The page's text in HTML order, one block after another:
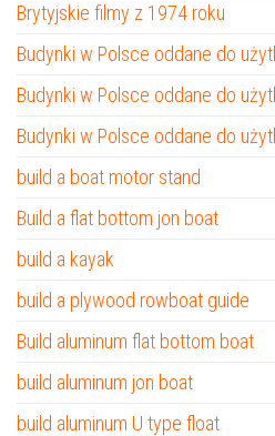
Brytyjskie filmy z 1974 roku
Budynki w Polsce oddane do
Budynki w Polsce oddane do
Budynki w Polsce oddane do
build a boat motor stand
Build a flat bottom jon boat
build a kayak
build a plywood rowboat guide
Build aluminum flat bottom boat
build aluminum jon boat
build aluminum U type float